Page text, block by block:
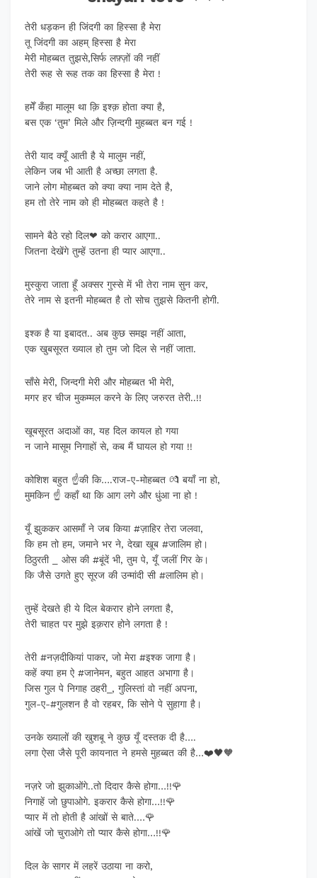
तेरी धड़कन ही जिंदगी का हिस्सा है मेरा
तू जिंदगी का अहम् हिस्सा है मेरा
मेरी मोहब्बत तुझसे,सिर्फ लफ़्ज़ों की नहीं
तेरी रूह से रूह तक का हिस्सा है मेरा !
हमेँ कँहा मालूम था क़ि इश्क़ होता क्या है,
बस एक ‘तुम’ मिले और ज़िन्दगी मुहब्बत बन गई !
तेरी याद क्यूँ आती है ये मालुम नहीं,
लेकिन जब भी आती है अच्छा लगता है.
जाने लोग मोहब्बत को क्या क्या नाम देते है,
हम तो तेरे नाम को ही मोहब्बत कहते है !
सामने बैठे रहो दिल❤ को करार आएगा..
जितना देखेंगे तुम्हें उतना ही प्यार आएगा..
मुस्कुरा जाता हूँ अक्सर गुस्से में भी तेरा नाम सुन कर,
तेरे नाम से इतनी मोहब्बत है तो सोच तुझसे कितनी होगी.
इश्क है या इबादत.. अब कुछ समझ नहीं आता,
एक खुबसूरत ख्याल हो तुम जो दिल से नहीं जाता.
साँसे मेरी, जिन्दगी मेरी और मोहब्बत भी मेरी,
मगर हर चीज मुकम्मल करने के लिए जरुरत तेरी..!!
खूबसूरत अदाओं का, यह दिल कायल हो गया
न जाने मासूम निगाहों से, कब मैं घायल हो गया !!
कोशिश बहुत ☝की कि….राज-ए-मोहब्बत 💏 बयाँ ना हो,
मुमकिन ☝ कहाँ था कि आग लगे और धुंआ ना हो !
यूँ झुककर आसमाँ ने जब किया #ज़ाहिर तेरा जलवा,
कि हम तो हम, जमाने भर ने, देखा खूब #जालिम हो।
ठिठुरती _ ओस की #बूंदें भी, तुम पे, यूँ जलीं गिर के।
कि जैसे उगते हुए सूरज की उन्मांदी सी #लालिम हो।
तुम्हें देखते ही ये दिल बेकरार होने लगता है,
तेरी चाहत पर मुझे इक़रार होने लगता है !
तेरी #नज़दीकियां पाकर, जो मेरा #इश्क जागा है।
कहें क्या हम ऐ #जानेमन, बहुत आहत अभागा है।
जिस गुल पे निगाह ठहरी_, गुलिस्तां वो नहीं अपना,
गुल-ए-#गुलशन है वो रहबर, कि सोने पे सुहागा है।
उनके ख्यालों की खुशबू ने कुछ यूँ दस्तक दी है….
लगा ऐसा जैसे पूरी कायनात ने हमसे मुहब्बत की है…❤️🖤🧡
नज़रे जो झुकाओंगे..तो दिदार कैसे होगा…!!🌹
निगाहें जो छुपाओगे. इकरार कैसे होगा…!!🌹
प्यार में तो होती है आंखों से बाते.…🌹
आंखें जो चुराओगे तो प्यार कैसे होगा…!!🌹
दिल के सागर में लहरें उठाया ना करो,